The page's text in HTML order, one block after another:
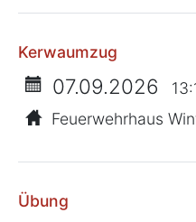
Kerwaumzug
07.09.2026
Feuerwehrhaus
Übung